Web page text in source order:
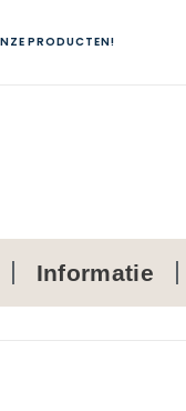
PRODUCTEN!
Informatie